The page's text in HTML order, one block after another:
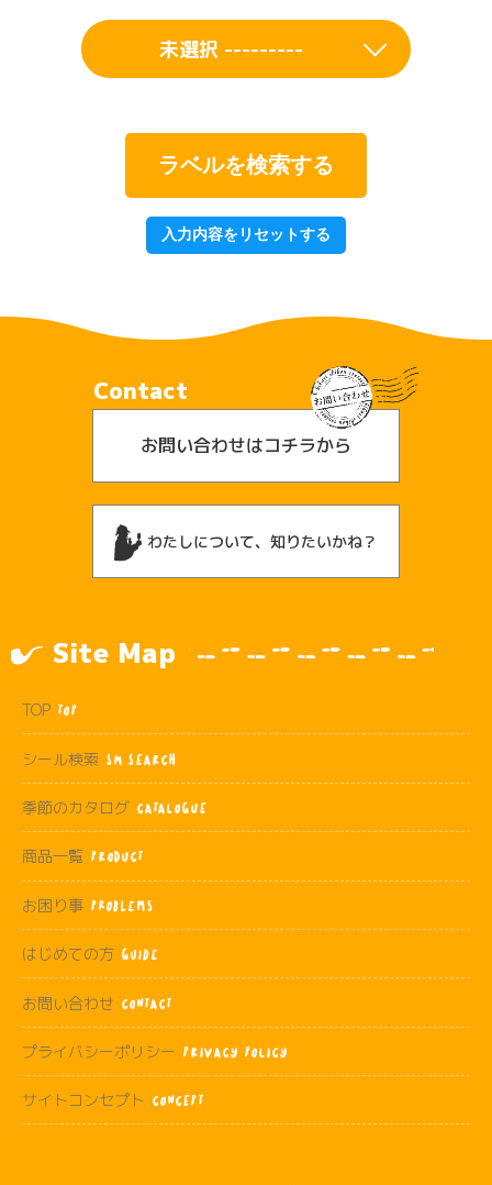
未選択 ---------
Contact
お問い合わせはコチラから
わたしについて、知りたいかね？
Site Map
TOP TOP
シール検索 SM SEARCH
季節のカタログ CATALOGUE
商品一覧 PRODUCT
お困り事 Problems
はじめての方 Guide
お問い合わせ CONTACT
プライバシーポリシー PRIVACY POLICY
サイトコンセプト CONCEPT